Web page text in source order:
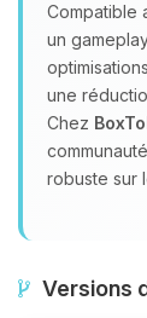
Compatible
un
une
Chez
robuste sur
Versions